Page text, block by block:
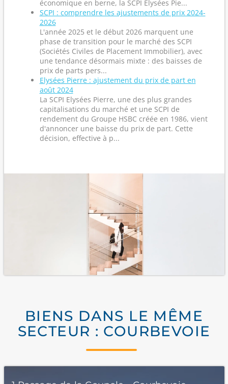
économique en berne, la SCPI Elysées Pie...
SCPI : comprendre les ajustements de prix 2024-
2026
L'année 2025 et le début 2026 marquent une
phase de transition pour le marché des SCPI
(Sociétés Civiles de Placement Immobilier), avec
une tendance désormais mixte : des baisses de
prix de parts pers...
Elysées Pierre : ajustement du prix de part en
août 2024
La SCPI Elysées Pierre, une des plus grandes
capitalisations du marché et une SCPI de
rendement du Groupe HSBC créée en 1986, vient
d'annoncer une baisse du prix de part. Cette
décision, effective à p...
BIENS DANS LE MÊME
SECTEUR : COURBEVOIE